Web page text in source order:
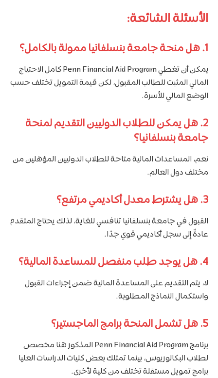
الأسئلة الشائعة:
1. هل منحة جامعة بنسلفانيا ممولة بالكامل؟
يمكن أن تغطي Penn Financial Aid Program كامل الاحتياج
المالي المثبت للطالب المقبول، لكن قيمة التمويل تختلف حسب
الوضع المالي للأسرة.
2. هل يمكن للطلاب الدوليين التقديم لمنحة
جامعة بنسلفانيا؟
نعم، المساعدات المالية متاحة للطلاب الدوليين المؤهلين من
مختلف دول العالم.
3. هل يشترط معدل أكاديمي مرتفع؟
القبول في جامعة بنسلفانيا تنافسي للغاية، لذلك يحتاج المتقدم
عادةً إلى سجل أكاديمي قوي جدًا.
4. هل يوجد طلب منفصل للمساعدة المالية؟
لا، يتم التقديم على المساعدة المالية ضمن إجراءات القبول
واستكمال النماذج المطلوبة.
5. هل تشمل المنحة برامج الماجستير؟
برنامج Penn Financial Aid Program المذكور هنا مخصص
لطلاب البكالوريوس، بينما تمتلك بعض كليات الدراسات العليا
برامج تمويل مستقلة تختلف من كلية لأخرى.